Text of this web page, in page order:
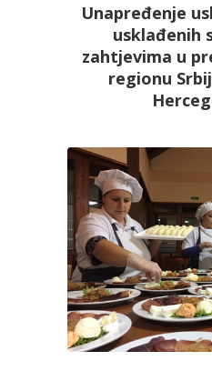
Unapređenje
usklađenih
zahtjevima u
regionu